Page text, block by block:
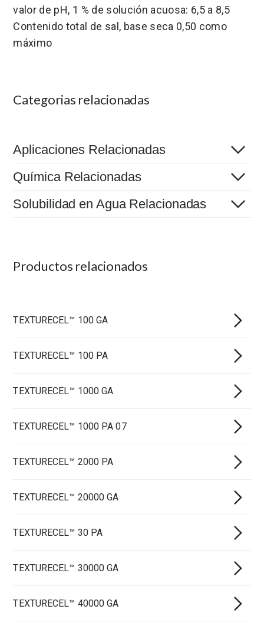
valor de pH, 1 % de solución acuosa: 6,5 a 8,5
Contenido total de sal, base seca 0,50 como
máximo
Categorias relacionadas
Aplicaciones Relacionadas
Química Relacionadas
Solubilidad en Agua Relacionadas
Productos relacionados
TEXTURECEL™ 100 GA
TEXTURECEL™ 100 PA
TEXTURECEL™ 1000 GA
TEXTURECEL™ 1000 PA 07
TEXTURECEL™ 2000 PA
TEXTURECEL™ 20000 GA
TEXTURECEL™ 30 PA
TEXTURECEL™ 30000 GA
TEXTURECEL™ 40000 GA